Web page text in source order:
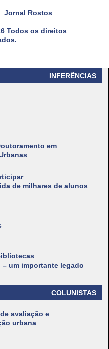
INFERÊNCIAS
em
de milhares de alunos
um importante legado
COLUNISTAS
avaliação e
urbana
Jornal Rostos.
Todos os direitos